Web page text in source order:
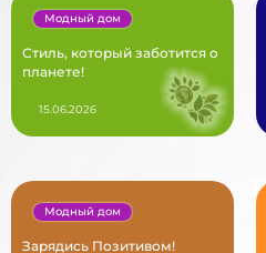
Стиль, который заботится о
планете!
Модный дом
15.06.2026
Зарядись Позитивом!
Модный дом